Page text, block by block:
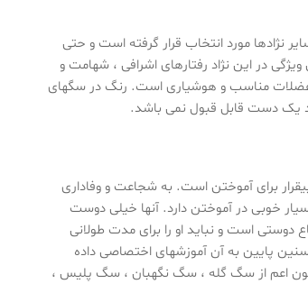
نژادها مورد انتخاب قرار گرفته است و حتی
در این نژاد رفتارهای اشرافی ، شهامت و
عضلات مناسب و هوشیاری است. رنگ در سگهای
یک دست قابل قبول نمی باشد.
برای آموختن است. به شجاعت و وفاداری
خوبی در آموختن دارد. آنها خیلی دوست
است و نباید او را برای مدت طولانی
پایین به آن آموزشهای اختصاصی داده
اعم از سگ گله ، سگ نگهبان ، سگ پلیس ،